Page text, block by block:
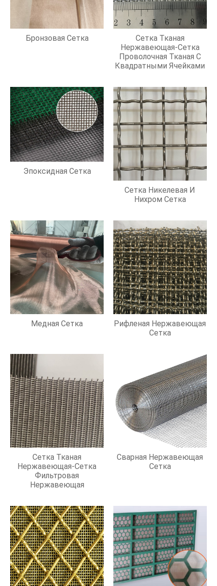
Бронзовая Сетка
Сетка Тканая
Нержавеющая-Сетка
Проволочная Тканая С
Квадратными Ячейками
Эпоксидная Сетка
Сетка Никелевая И
Нихром Сетка
Медная Сетка
Рифленая Нержавеющая
Сетка
Сетка Тканая
Нержавеющая-Сетка
Фильтровая
Нержавеющая
Сварная Нержавеющая
Сетка